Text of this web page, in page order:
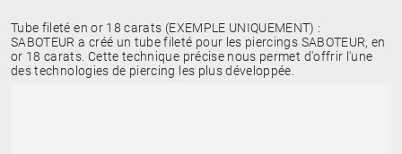
Tube fileté en or 18 carats (EXEMPLE UNIQUEMENT) :
SABOTEUR a créé un tube fileté pour les piercings SABOTEUR, en
or 18 carats. Cette technique précise nous permet d'offrir l'une
des technologies de piercing les plus développée.